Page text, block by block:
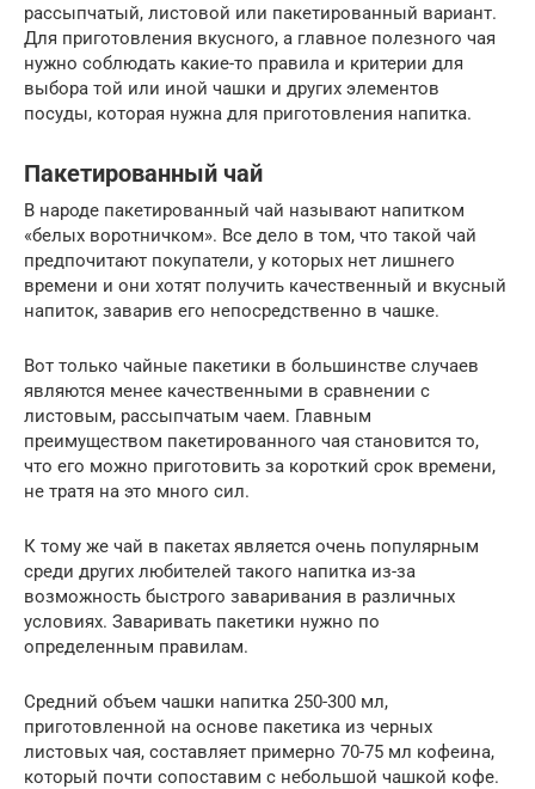
рассыпчатый, листовой или пакетированный вариант.
Для приготовления вкусного, а главное полезного чая
нужно соблюдать какие-то правила и критерии для
выбора той или иной чашки и других элементов
посуды, которая нужна для приготовления напитка.
Пакетированный чай
В народе пакетированный чай называют напитком
«белых воротничком». Все дело в том, что такой чай
предпочитают покупатели, у которых нет лишнего
времени и они хотят получить качественный и вкусный
напиток, заварив его непосредственно в чашке.
Вот только чайные пакетики в большинстве случаев
являются менее качественными в сравнении с
листовым, рассыпчатым чаем. Главным
преимуществом пакетированного чая становится то,
что его можно приготовить за короткий срок времени,
не тратя на это много сил.
К тому же чай в пакетах является очень популярным
среди других любителей такого напитка из-за
возможность быстрого заваривания в различных
условиях. Заваривать пакетики нужно по
определенным правилам.
Средний объем чашки напитка 250-300 мл,
приготовленной на основе пакетика из черных
листовых чая, составляет примерно 70-75 мл кофеина,
который почти сопоставим с небольшой чашкой кофе.